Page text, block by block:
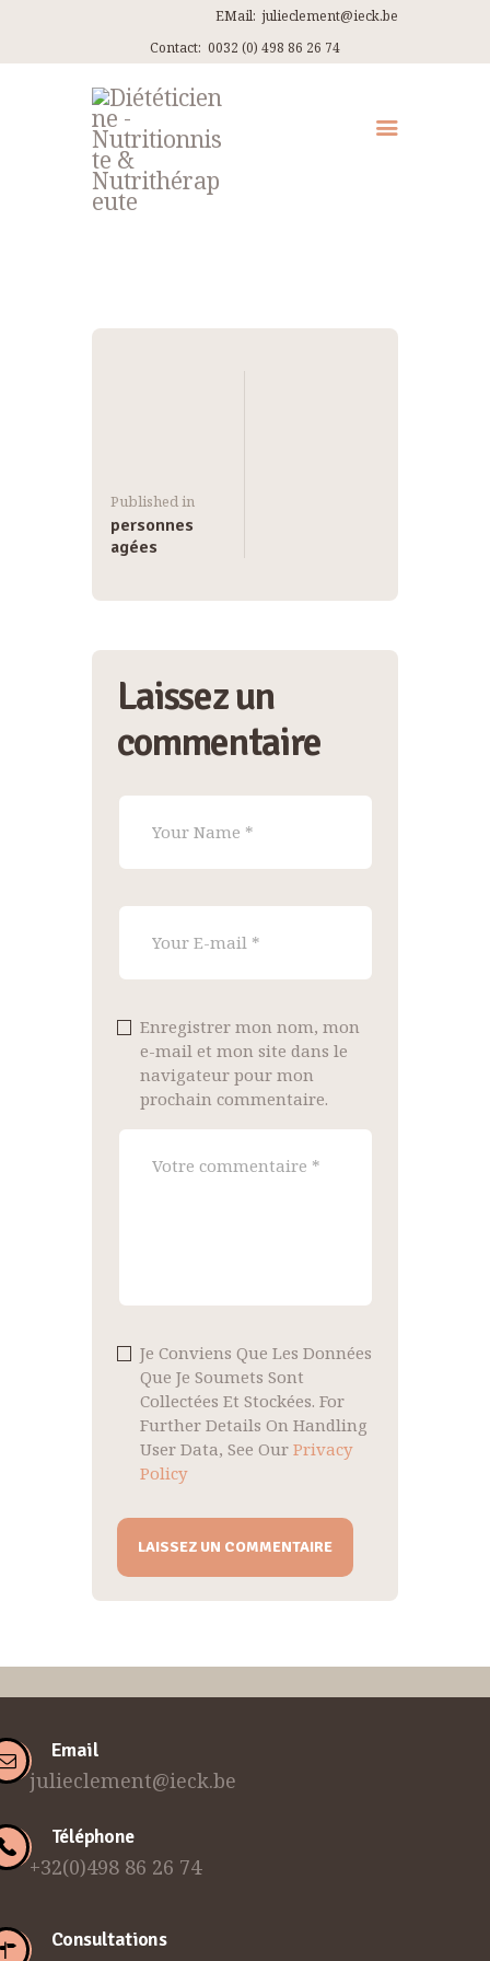
EMail: julieclement@ieck.be
Contact: 0032 (0) 498 86 26 74
QUI SUIS-JE ?
CONSULTATIONS
Navigation
Published in
personnes
agées
Laissez un
commentaire
Enregistrer mon nom, mon
e-mail et mon site dans le
navigateur pour mon
prochain commentaire.
Je Conviens Que Les Données
Que Je Soumets Sont
Collectées Et Stockées. For
Further Details On Handling
User Data, See Our Privacy
Policy
Email
julieclement@ieck.be
Téléphone
+32(0)498 86 26 74
Consultations